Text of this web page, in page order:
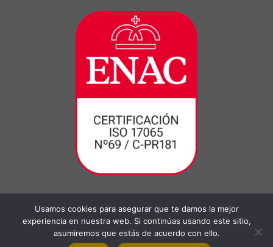
Usamos cookies para asegurar que te damos la mejor
experiencia en nuestra web. Si continúas usando este sitio,
asumiremos que estás de acuerdo con ello.